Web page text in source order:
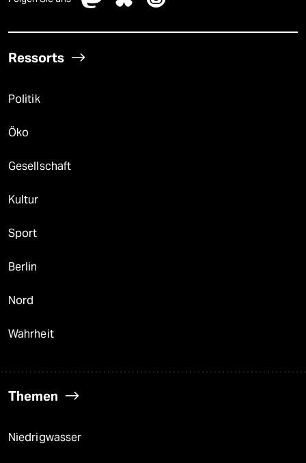
Ressorts
Politik
Öko
Gesellschaft
Kultur
Sport
Berlin
Nord
Wahrheit
Themen
Niedrigwasser